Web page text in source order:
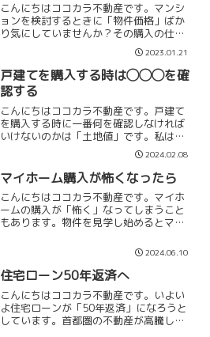
こんにちはココカラ不動産です。マンシ
ョンを検討するときに「物件価格」ばか
り気にしていませんか？その購入の仕方
だと大きな失敗をしてしまうかもしれま
せん。私は物件を探すときには物件価格
の次に必ず「管理費・修繕費」を確認し
ます。管理費・修繕費は物...
2023.01.21
戸建てを購入する時は◯◯◯を確
認する
こんにちはココカラ不動産です。戸建て
を購入する時に一番何を確認しなければ
いけないのかは「土地値」です。私は戸
建ての販売価格に対して土地値はいくら
位なのかを必ず確認しています。それは
20年後、30年後に建物価値がなくなった
時にいくらで販売でき...
2024.02.08
マイホーム購入が怖くなったら
こんにちはココカラ不動産です。マイホ
ームの購入が「怖く」なってしまうこと
もあります。物件を見学し始めるとマイ
当に買っていいのか」「大それたことを
していないか」「この物件で間違いない
のか」「何千万円も借金し...
2024.06.10
住宅ローン50年返済へ
こんにちはココカラ不動産です。いよい
よ住宅ローンが「50年返済」になろうと
しています。首都圏の不動産が高騰して